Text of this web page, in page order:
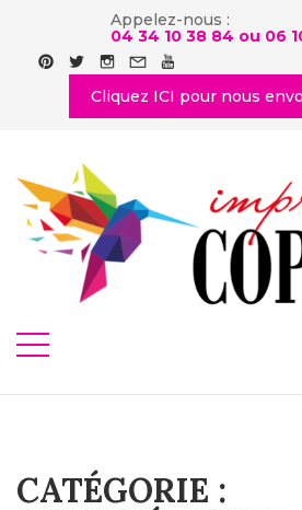
Appelez-nous :
04 34 10 38 84 ou 06
Cliquez ICI pour nous
CATÉGORIE :